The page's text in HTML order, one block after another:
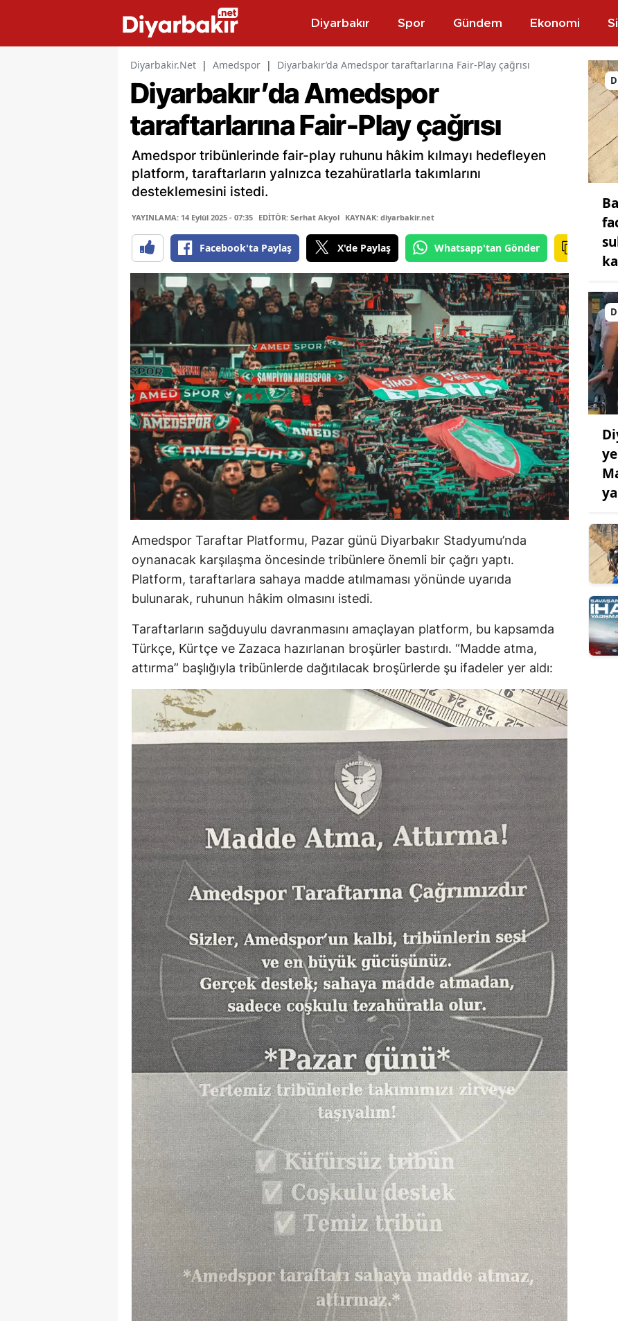
Diyarbakır Spor Gündem Ekonomi
Diyarbakir.Net | Amedspor | Diyarbakır’da Amedspor taraftarlarına Fair-Play çağrısı
Diyarbakır’da Amedspor
taraftarlarına Fair-Play çağrısı
Amedspor tribünlerinde fair-play ruhunu hâkim kılmayı hedefleyen
platform, taraftarların yalnızca tezahüratlarla takımlarını
desteklemesini istedi.
YAYINLAMA: 14 Eylül 2025 - 07:35 EDİTÖR: Serhat Akyol KAYNAK: diyarbakir.net
Facebook'ta Paylaş X'de Paylaş Whatsapp'tan Gönder
Amedspor Taraftar Platformu, Pazar günü Diyarbakır Stadyumu’nda
oynanacak karşılaşma öncesinde tribünlere önemli bir çağrı yaptı.
Platform, taraftarlara sahaya madde atılmaması yönünde uyarıda
bulunarak, ruhunun hâkim olmasını istedi.
Taraftarların sağduyulu davranmasını amaçlayan platform, bu kapsamda
Türkçe, Kürtçe ve Zazaca hazırlanan broşürler bastırdı. “Madde atma,
attırma” başlığıyla tribünlerde dağıtılacak broşürlerde şu ifadeler yer aldı: